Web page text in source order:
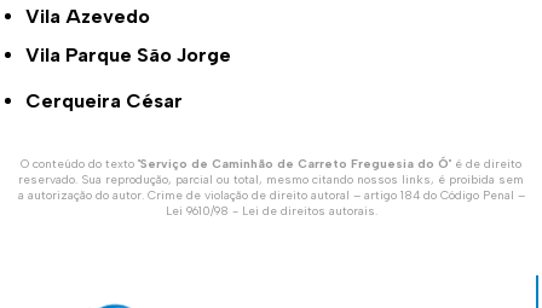
Vila Azevedo
Vila Parque São Jorge
Cerqueira César
O conteúdo do texto "Serviço de Caminhão de Carreto Freguesia do Ó" é de direito
reservado. Sua reprodução, parcial ou total, mesmo citando nossos links, é proibida sem
a autorização do autor. Crime de violação de direito autoral – artigo 184 do Código Penal –
Lei 9610/98 - Lei de direitos autorais.